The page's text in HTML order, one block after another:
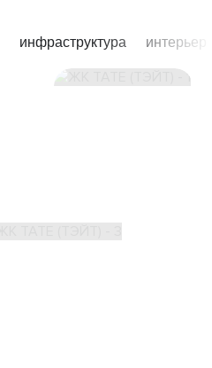
инфраструктура интерьер